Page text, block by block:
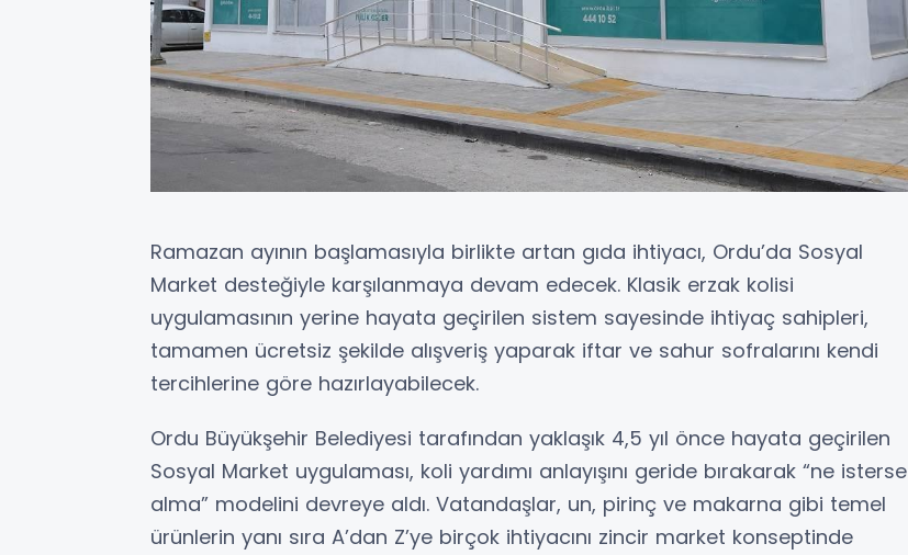
Ramazan ayının başlamasıyla birlikte artan gıda ihtiyacı, Ordu’da Sosyal
Market desteğiyle karşılanmaya devam edecek. Klasik erzak kolisi
uygulamasının yerine hayata geçirilen sistem sayesinde ihtiyaç sahipleri,
tamamen ücretsiz şekilde alışveriş yaparak iftar ve sahur sofralarını kendi
tercihlerine göre hazırlayabilecek.
Ordu Büyükşehir Belediyesi tarafından yaklaşık 4,5 yıl önce hayata geçirilen
Sosyal Market uygulaması, koli yardımı anlayışını geride bırakarak “ne isterse
alma” modelini devreye aldı. Vatandaşlar, un, pirinç ve makarna gibi temel
ürünlerin yanı sıra A’dan Z’ye birçok ihtiyacını zincir market konseptinde